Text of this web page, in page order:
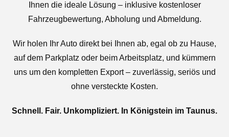
Ihnen die ideale Lösung – inklusive kostenloser
Fahrzeugbewertung, Abholung und Abmeldung.
Wir holen Ihr Auto direkt bei Ihnen ab, egal ob zu Hause,
auf dem Parkplatz oder beim Arbeitsplatz, und kümmern
uns um den kompletten Export – zuverlässig, seriös und
ohne versteckte Kosten.
Schnell. Fair. Unkompliziert. In Königstein im Taunus.